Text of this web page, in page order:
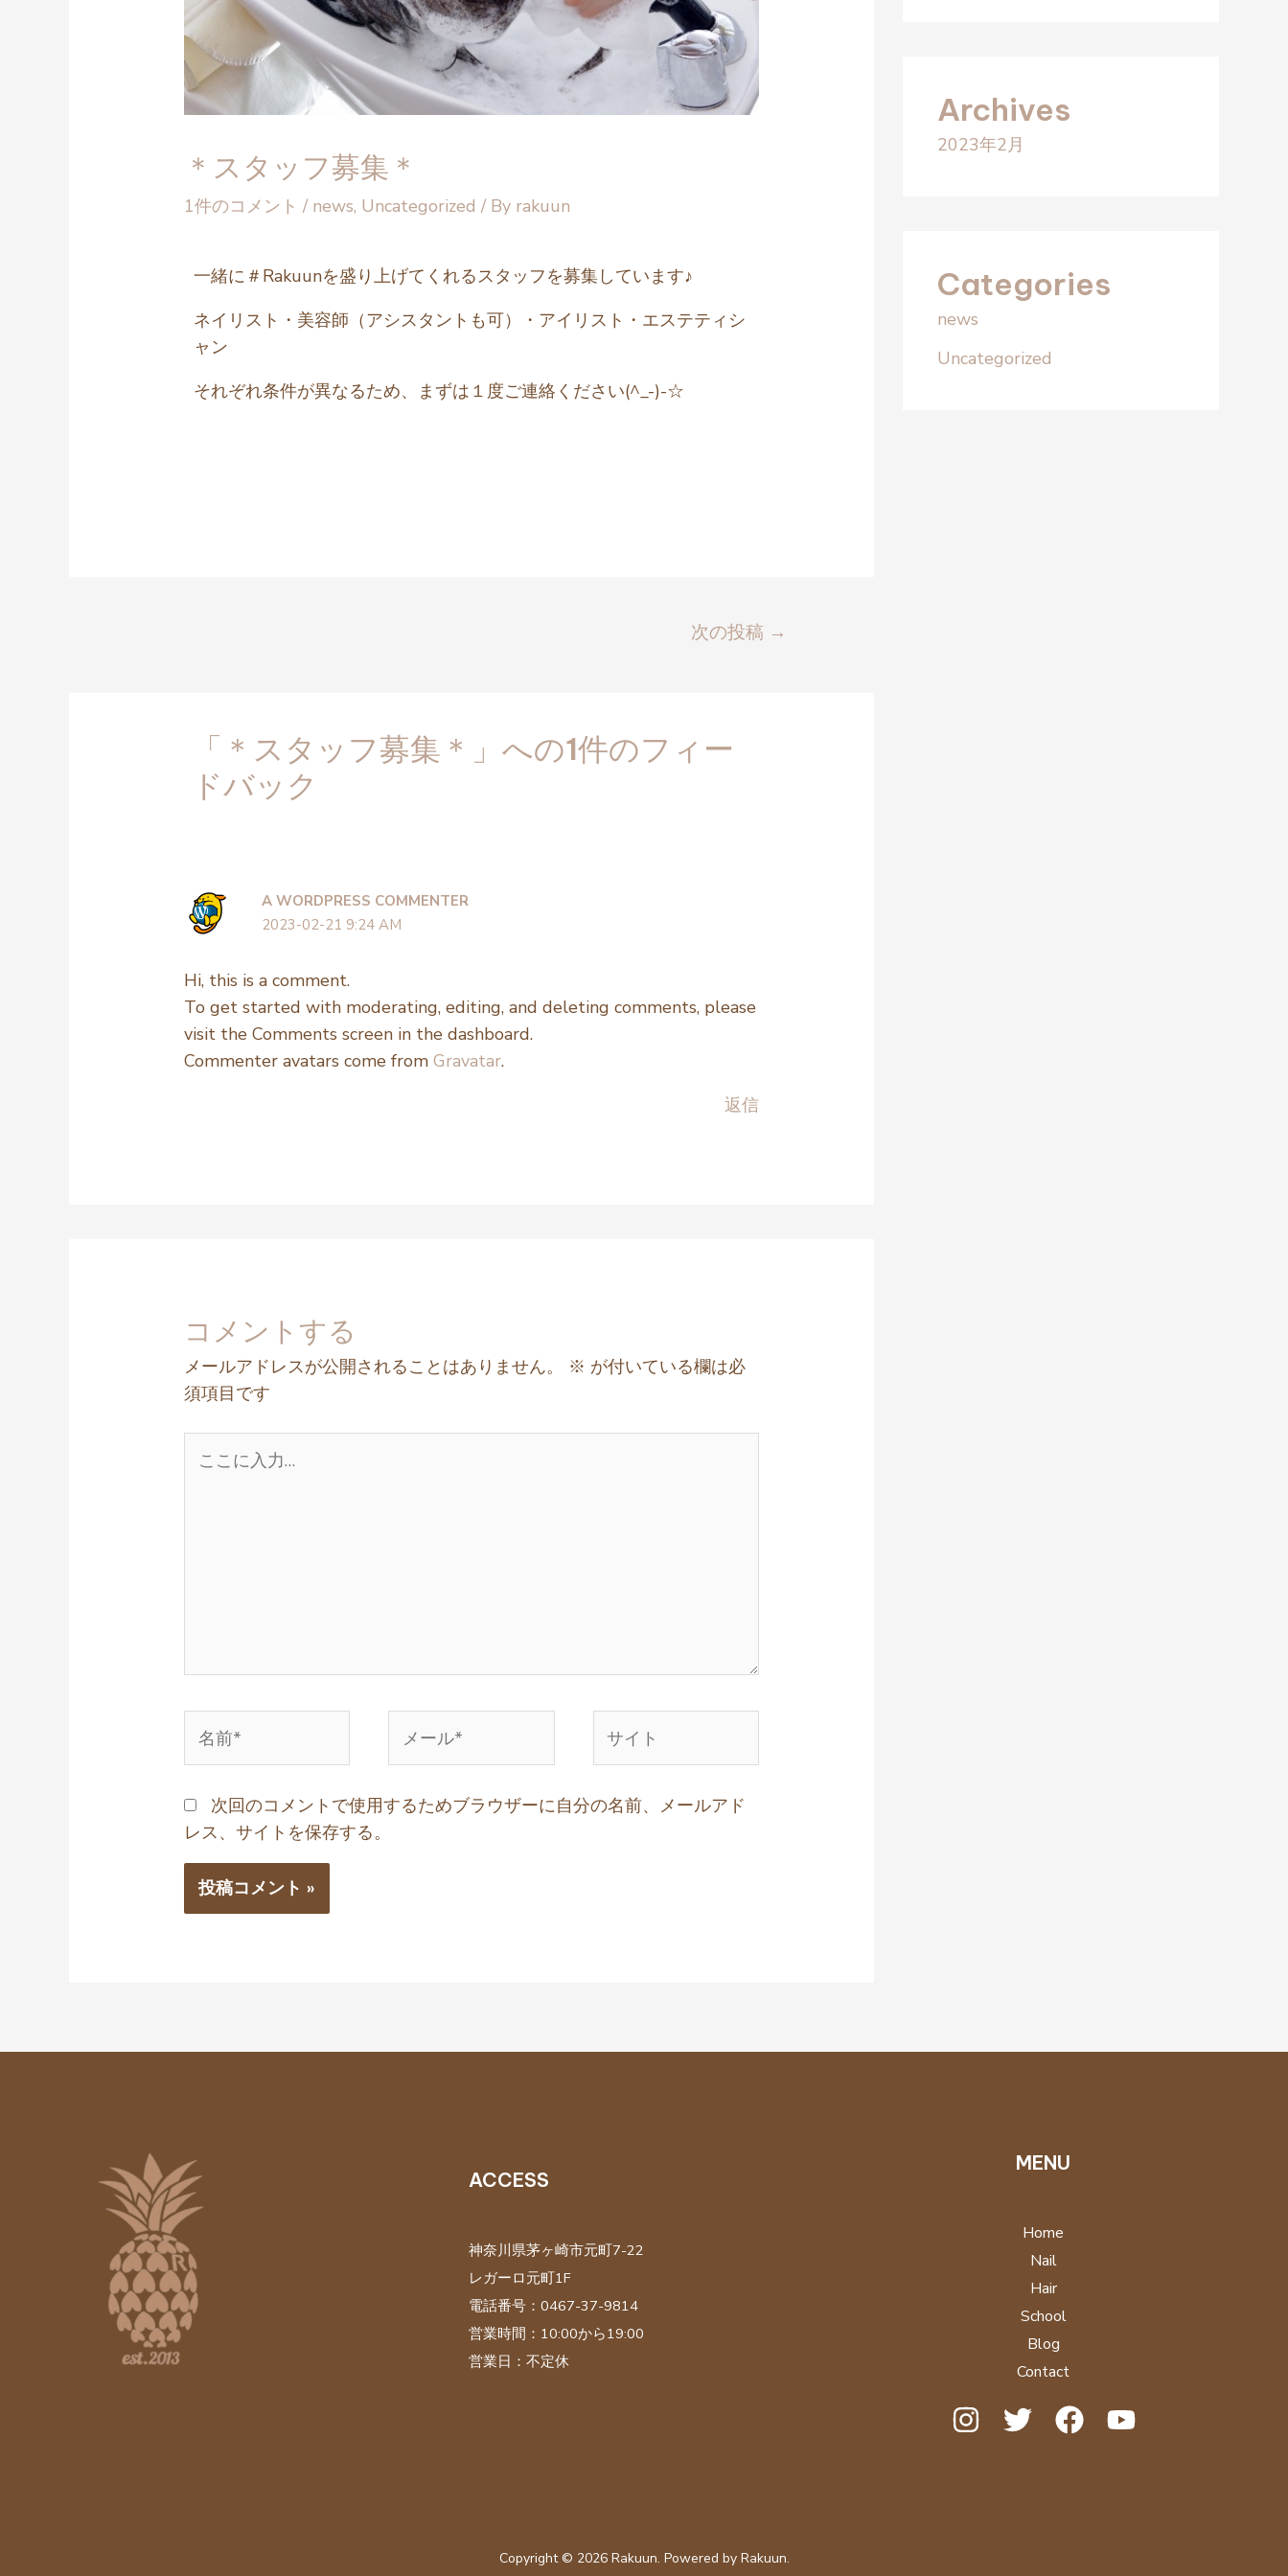
＊スタッフ募集＊
1件のコメント / news, Uncategorized / By rakuun
一緒に＃Rakuunを盛り上げてくれるスタッフを募集しています♪
ネイリスト・美容師（アシスタントも可）・アイリスト・エステティシ
ャン
それぞれ条件が異なるため、まずは１度ご連絡ください(^_-)-☆
次の投稿 →
「＊スタッフ募集＊」への1件のフィー
ドバック
A WORDPRESS COMMENTER
2023-02-21 9:24 AM
Hi, this is a comment.
To get started with moderating, editing, and deleting comments, please
visit the Comments screen in the dashboard.
Commenter avatars come fromGravatar.
返信
コメントする
メールアドレスが公開されることはありません。 ※ が付いている欄は必
須項目です
次回のコメントで使用するためブラウザーに自分の名前、メールアド
レス、サイトを保存する。
Archives
2023年2月
Categories
news
Uncategorized
ACCESS
神奈川県茅ヶ崎市元町7-22
レガーロ元町1F
電話番号：0467-37-9814
営業時間：10:00から19:00
営業日：不定休
MENU
Home
Nail
Hair
School
Blog
Contact
Copyright © 2026 Rakuun. Powered by Rakuun.